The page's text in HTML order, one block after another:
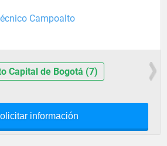
Campoalto
Capital de Bogotá (7)
información